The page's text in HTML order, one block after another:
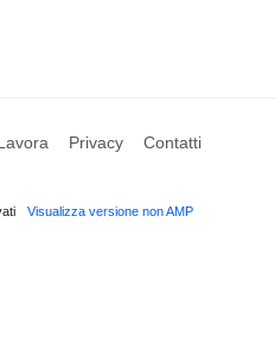
Privacy Contatti
Visualizza versione non AMP